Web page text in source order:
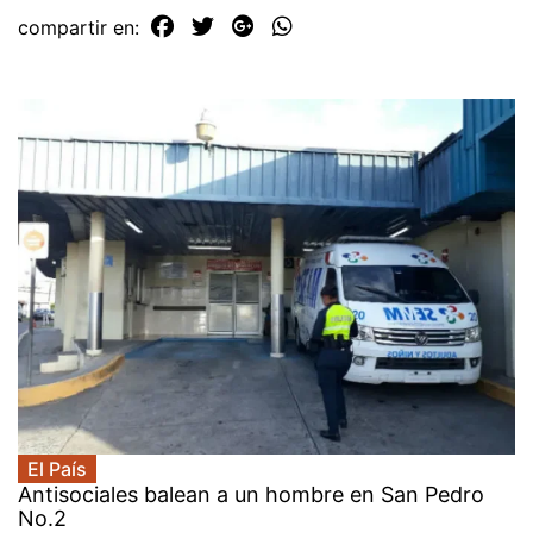
compartir en:
El País
Antisociales balean a un hombre en San Pedro
No.2